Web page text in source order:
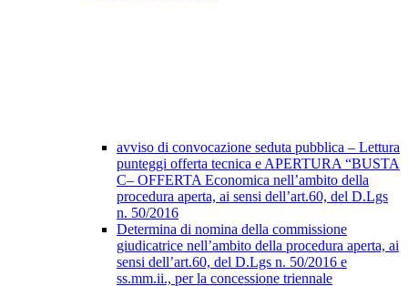
avviso di convocazione seduta pubblica – Lettura
punteggi offerta tecnica e APERTURA “BUSTA
C– OFFERTA Economica nell’ambito della
procedura aperta, ai sensi dell’art.60, del D.Lgs
n. 50/2016
Determina di nomina della commissione
giudicatrice nell’ambito della procedura aperta, ai
sensi dell’art.60, del D.Lgs n. 50/2016 e
ss.mm.ii., per la concessione triennale